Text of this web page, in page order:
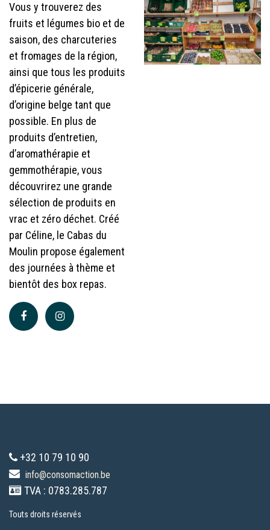
Vous y trouverez des
fruits et légumes bio et de
saison, des charcuteries
et fromages de la région,
ainsi que tous les produits
d’épicerie générale,
d’origine belge tant que
possible. En plus de
produits d’entretien,
d’aromathérapie et
gemmothérapie, vous
découvrirez une grande
sélection de produits en
vrac et zéro déchet. Créé
par Céline, le Cabas du
Moulin propose également
des journées à thème et
bientôt des box repas.
+32 10 79 10 90
info@consomaction.be
TVA : 0783.285.787
Touts droits réservés